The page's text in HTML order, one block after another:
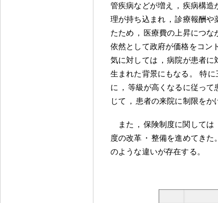
管疾病などが増え
， 疾病構造
理が持ち込まれ ， 診療報酬や
たため ， 医療費の上昇につな
依然として政府が価格をコン
気に対しては ， 病院が患者に
生まれた背景にもなる 。
特に
に ， 等級が高くなるに従っ
じて ， 患者の来院に制限を
また ， 保険制度に関しては
度の改革 ・ 整備を進めてきた
のような違いが存在する 。